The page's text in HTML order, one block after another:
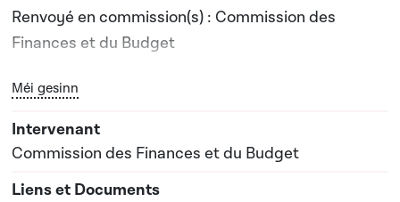
Renvoyé en commission(s) : Commission des
Finances et du Budget
Date prévisionnelle du rapport de commission : 13-
03-2015
Bouton graphique servant à afficher ou cacher tous les
Méi gesinn
Commission des Finances et du Budget